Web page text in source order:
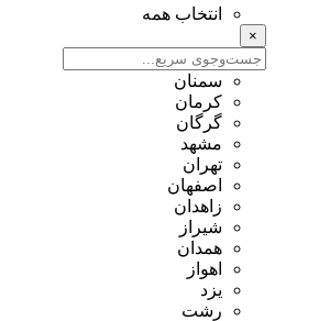
انتخاب همه
×
سمنان
کرمان
گرگان
مشهد
تهران
اصفهان
زاهدان
شیراز
همدان
اهواز
یزد
رشت